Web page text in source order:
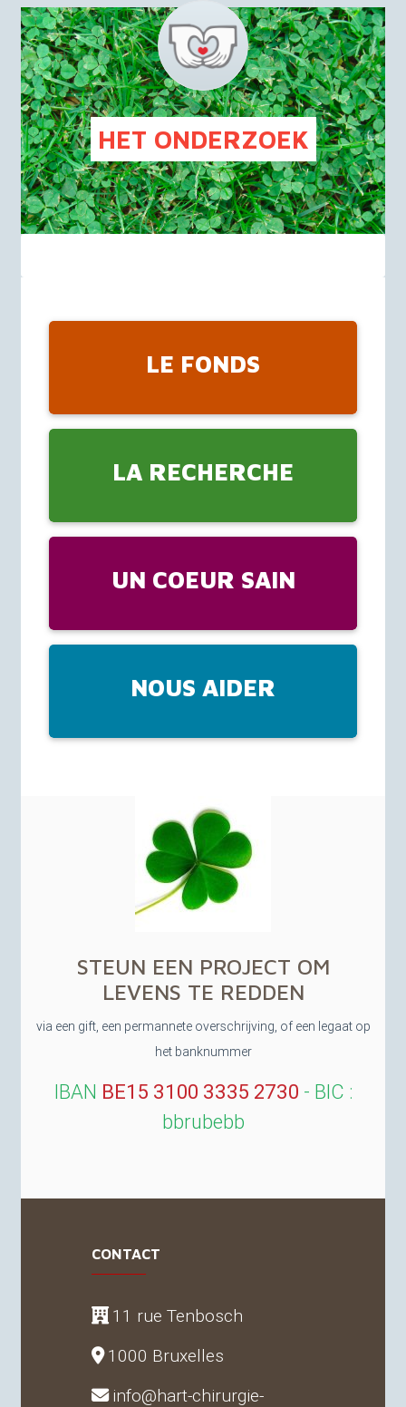
FR NL
HET ONDERZOEK
LE FONDS
LA RECHERCHE
UN COEUR SAIN
NOUS AIDER
STEUN EEN PROJECT OM
LEVENS TE REDDEN
via een gift, een permannete overschrijving, of een legaat op
het banknummer
IBAN BE15 3100 3335 2730 - BIC :
bbrubebb
CONTACT
11 rue Tenbosch
1000 Bruxelles
info@hart-chirurgie-